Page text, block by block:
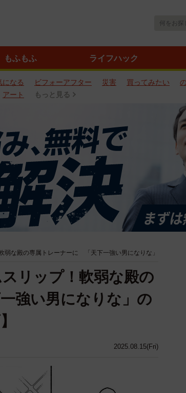
もふもふ ライフハック
になる ビフォーアフター 災害 買ってみたい
アート もっと見る
弱な殿の専属トレーナーに 「天下一強い男になりな」
2025.08.15(Fri)
リップ！軟弱な殿の
強い男になりな」の